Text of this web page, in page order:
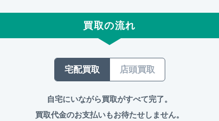
買取の流れ
宅配買取 店頭買取
自宅にいながら買取がすべて完了。
買取代金のお支払いもお待たせしません。